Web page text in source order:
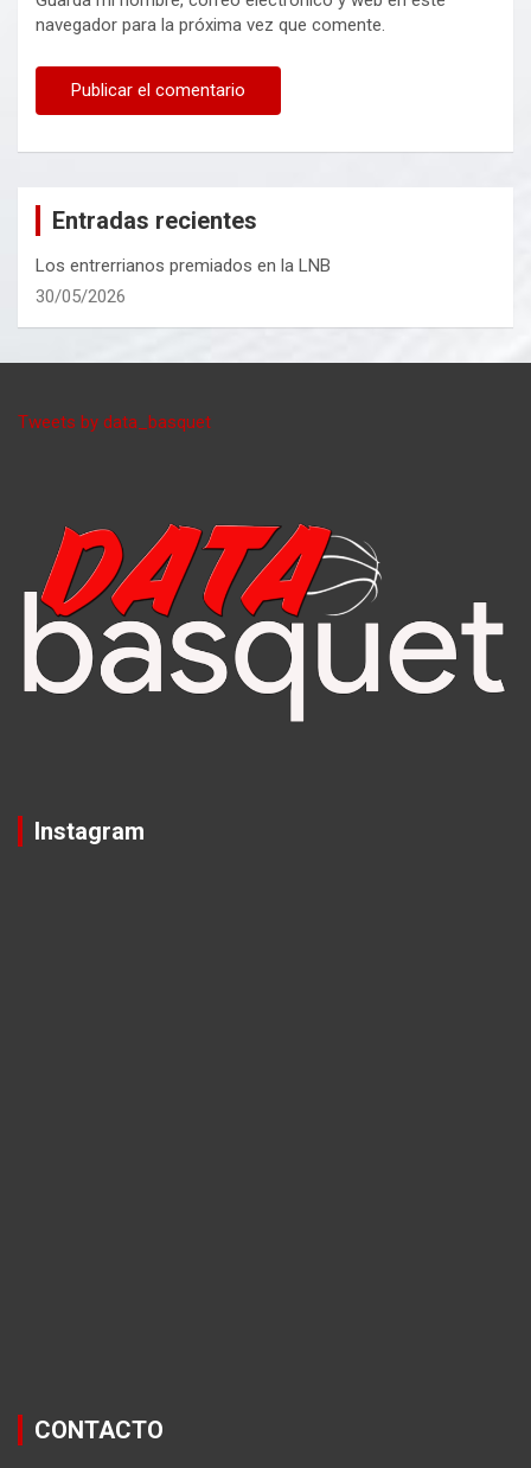
navegador para la próxima vez que comente.
Entradas recientes
Los entrerrianos premiados en la LNB
30/05/2026
Tweets by data_basquet
Instagram
CONTACTO